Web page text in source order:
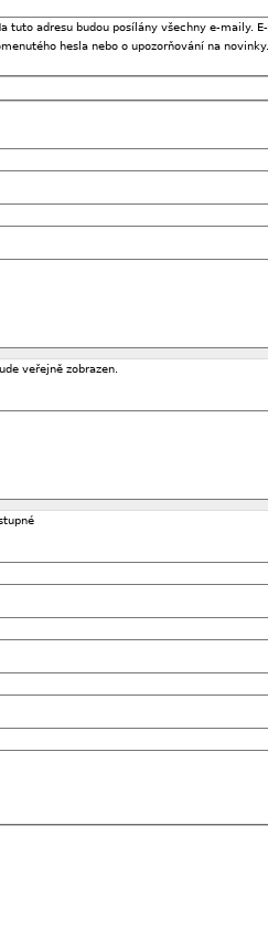
tuto adresu budou posílány všechny e-maily.
hesla nebo o upozorňování na novinky.
veřejně zobrazen.